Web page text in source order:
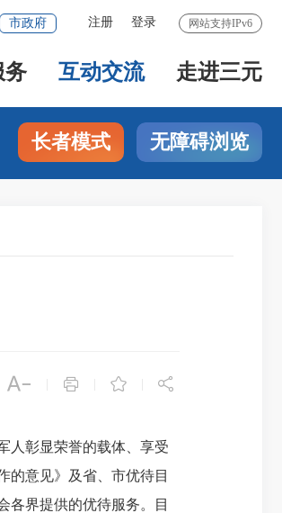
网站支持IPv6
注册 登录
市政府
务 互动交流 走进三元
长者模式 无障碍浏览
   
人彰显荣誉的载体、享受
的意见》及省、市优待目
各界提供的优待服务。目